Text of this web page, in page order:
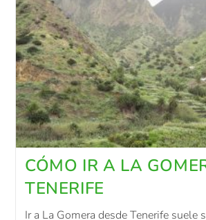
CÓMO IR A LA
TENERIFE
Ir a La Gomera desde Tenerife suele